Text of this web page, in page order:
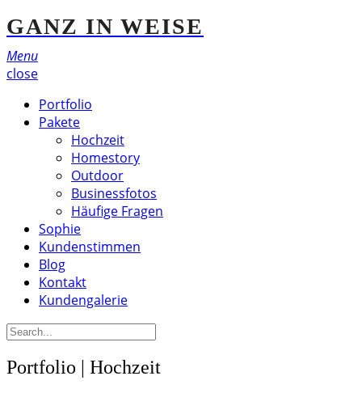
GANZ IN WEISE
Menu
close
Portfolio
Pakete
Hochzeit
Homestory
Outdoor
Businessfotos
Häufige Fragen
Sophie
Kundenstimmen
Blog
Kontakt
Kundengalerie
Portfolio | Hochzeit